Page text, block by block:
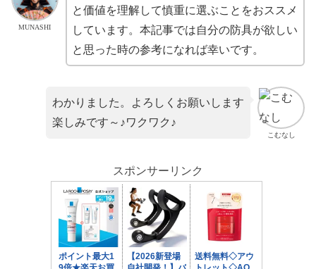
MUNASHI
と価値を理解して慎重に選ぶことをおススメ
しています。本記事では自分の防具が欲しい
と思った時の参考になれば幸いです。
こむなし
わかりました。よろしくお願いします
楽しみです～♪ワクワク♪
スポンサーリンク